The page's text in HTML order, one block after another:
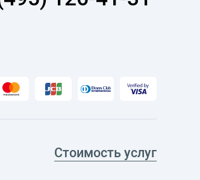
Стоимость услуг